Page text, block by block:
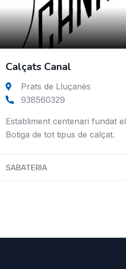
Calçats Canal
Prats de Lluçanès
938560329
Establiment centenari fundat
Botiga de tot tipus de calçat.
SABATERIA